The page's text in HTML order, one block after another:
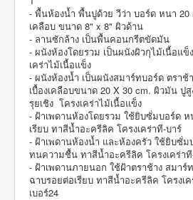
- พื้นห้องน้ำ พื้นปูด้วย วีว่า บอร์ด หนา 20
เคลือบ ขนาด 8" x 8" ผิวด้าน
- ลานซักล้าง เป็นพื้นคอนกรีตขัดมัน
- ผนังห้องโดยรวม เป็นผนังผิวกุไม้เนื้อแข็
เคร่าไม้เนื้อแข็ง
- ผนังห้องน้ำ เป็นผนังสมาร์ทบอร์ด ตราช้
เบื้องเคลือบขนาด 20 X 30 cm. ผิวมัน ปู
รุยเชิง โครงเคร่าไม้เนื้อแข็ง
- ฝ้าเพดานห้องโดยรวม ใช้ยิบซั่มบอร์ด
เรียบ ทาสีน้ำอะครีลิค โครงเคร่าที-บาร์
- ฝ้าเพดานห้องน้ำ และห้องครัว ใช้ยิบซั่
ทนความชื้น ทาสีน้ำอะครีลิค โครงเคร่า
- ฝ้าเพดานภายนอก ใช้ฝ้าตราช้าง สมา
ฉาบรอยต่อเรียบ ทาสีน้ำอะครีลิค โครงเ
เบอร์24